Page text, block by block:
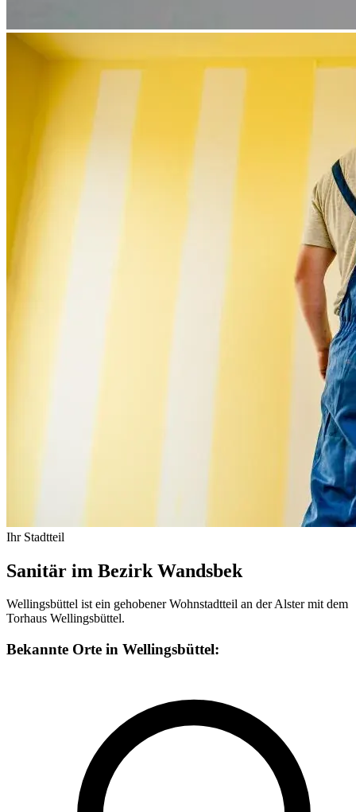
Ihr Stadtteil
Sanitär im Bezirk Wandsbek
Wellingsbüttel ist ein gehobener Wohnstadtteil an der Alster mit dem
Torhaus Wellingsbüttel.
Bekannte Orte in Wellingsbüttel: